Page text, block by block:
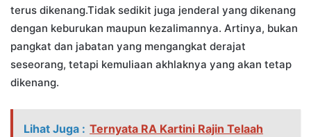
terus dikenang.Tidak sedikit juga jenderal yang dikenang
dengan keburukan maupun kezalimannya. Artinya, bukan
pangkat dan jabatan yang mengangkat derajat
seseorang, tetapi kemuliaan akhlaknya yang akan tetap
dikenang.
Lihat Juga : Ternyata RA Kartini Rajin Telaah